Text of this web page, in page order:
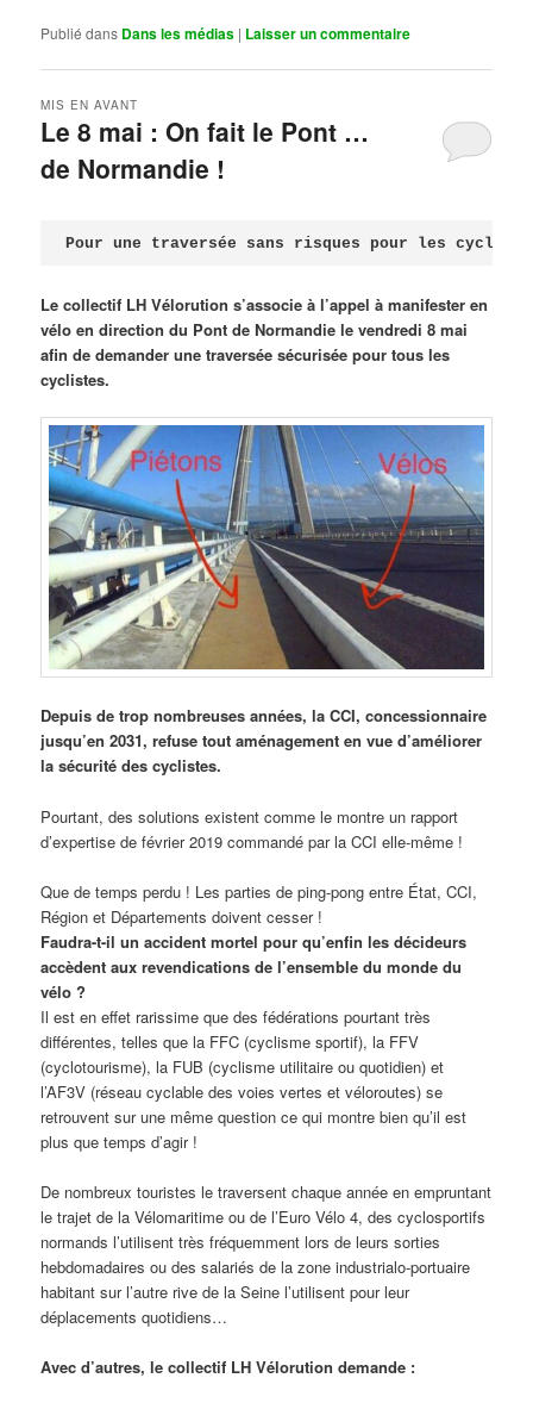
Publié dans Dans les médias | Laisser un commentaire
Le 8 mai : On fait le Pont …
de Normandie !
MIS EN AVANT
Pour une traversée sans risques pour les
Le collectif LH Vélorution s’associe à l’appel à manifester en
vélo en direction du Pont de Normandie le vendredi 8 mai
afin de demander une traversée sécurisée pour tous les
cyclistes.
Depuis de trop nombreuses années, la CCI, concessionnaire
jusqu’en 2031, refuse tout aménagement en vue d’améliorer
la sécurité des cyclistes.
Pourtant, des solutions existent comme le montre un rapport
d’expertise de février 2019 commandé par la CCI elle-même !
Que de temps perdu ! Les parties de ping-pong entre État, CCI,
Région et Départements doivent cesser !
Faudra-t-il un accident mortel pour qu’enfin les décideurs
accèdent aux revendications de l’ensemble du monde du
vélo ?
Il est en effet rarissime que des fédérations pourtant très
différentes, telles que la FFC (cyclisme sportif), la FFV
(cyclotourisme), la FUB (cyclisme utilitaire ou quotidien) et
l’AF3V (réseau cyclable des voies vertes et véloroutes) se
retrouvent sur une même question ce qui montre bien qu’il est
plus que temps d’agir !
De nombreux touristes le traversent chaque année en empruntant
le trajet de la Vélomaritime ou de l’Euro Vélo 4, des cyclosportifs
normands l’utilisent très fréquemment lors de leurs sorties
hebdomadaires ou des salariés de la zone industrialo-portuaire
habitant sur l’autre rive de la Seine l’utilisent pour leur
déplacements quotidiens…
Avec d’autres, le collectif LH Vélorution demande :